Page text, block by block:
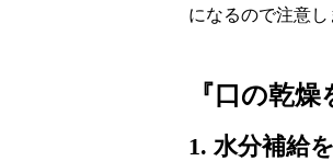
になるので注意し
『口の乾
1. 水分補給